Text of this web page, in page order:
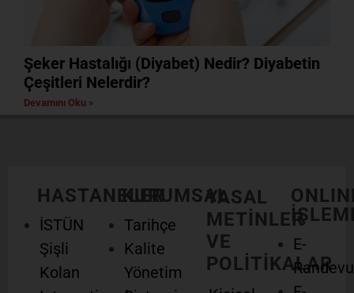
Şeker Hastalığı (Diyabet) Nedir? Diyabetin
Çeşitleri Nelerdir?
Devamını Oku »
HASTANELER
İSTÜN
Şişli
Kolan
KURUMSAL
Tarihçe
Kalite
Yönetim
YASAL
METİNLER
VE
POLİTİKALAR
E-
Randevu